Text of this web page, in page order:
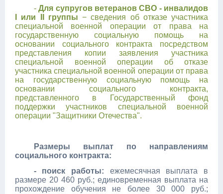
-Для супругов ветеранов СВО - инвалидов
I или II группы − сведения об отказе участника
специальной военной операции от права на
государственную социальную помощь на
основании социального контракта посредством
представления копии заявления участника
специальной военной операции об отказе
участника специальной военной операции от права
на государственную социальную помощь на
основании социального контракта,
представленного в Государственный фонд
поддержки участников специальной военной
операции "Защитники Отечества".
Размеры выплат по направлениям
социального контракта:
- поиск работы: ежемесячная выплата в
размере 20 460 руб.; единовременная выплата на
прохождение обучения не более 30 000 руб.;